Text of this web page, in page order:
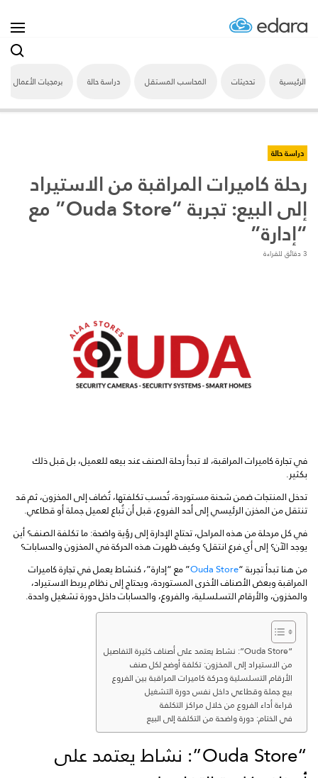
الرئيسية تحديثات المحاسب المستقل دراسة حالة برمجيات الأعمال
دراسة حالة
رحلة كاميرات المراقبة من الاستيراد
إلى البيع: تجربة “Ouda Store” مع
“إدارة”
3 دقائق للقراءة
في تجارة كاميرات المراقبة، لا تبدأ رحلة الصنف عند بيعه للعميل، بل قبل ذلك
بكثير.
تدخل المنتجات ضمن شحنة مستوردة، تُحسب تكلفتها، تُضاف إلى المخزون، ثم قد
تنتقل من المخزن الرئيسي إلى أحد الفروع، قبل أن تُباع لعميل جملة أو قطاعي.
في كل مرحلة من هذه المراحل، تحتاج الإدارة إلى رؤية واضحة: ما تكلفة الصنف؟ أين
يوجد الآن؟ إلى أي فرع انتقل؟ وكيف ظهرت هذه الحركة في المخزون والحسابات؟
من هنا تبدأ تجربة “Ouda Store” مع “إدارة”، كنشاط يعمل في تجارة كاميرات
المراقبة وبعض الأصناف الأخرى المستوردة، ويحتاج إلى نظام يربط الاستيراد،
والمخزون، والأرقام التسلسلية، والفروع، والحسابات داخل دورة تشغيل واحدة.
“Ouda Store”: نشاط يعتمد على أصناف كثيرة التفاصيل
من الاستيراد إلى المخزون: تكلفة أوضح لكل صنف
الأرقام التسلسلية وحركة كاميرات المراقبة بين الفروع
بيع جملة وقطاعي داخل نفس دورة التشغيل
قراءة أداء الفروع من خلال مراكز التكلفة
في الختام: دورة واضحة من التكلفة إلى البيع
“Ouda Store”: نشاط يعتمد على